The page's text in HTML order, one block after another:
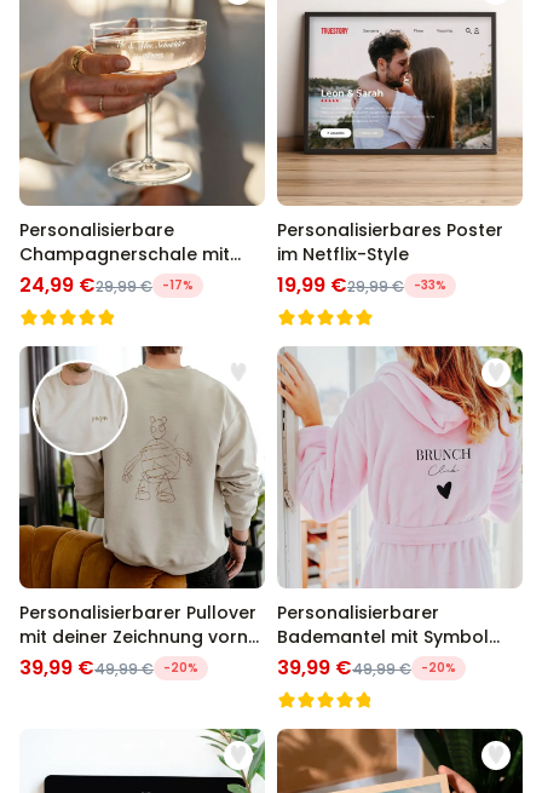
Personalisierbare
Champagnerschale mit
Text
24,99 €29,99 € -17%
Personalisierbares Poster
im Netflix-Style
19,99 €29,99 € -33%
Personalisierbarer Pullover
mit deiner Zeichnung vorne
und hinten
39,99 €49,99 € -20%
Personalisierbarer
Bademantel mit Symbol
und Text
39,99 €49,99 € -20%